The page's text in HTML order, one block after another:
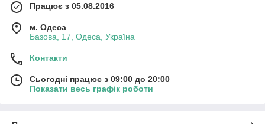
Працює з 05.08.2016
м. Одеса
Базова, 17, Одеса, Україна
Контакти
Сьогодні працює з 09:00 до 20:00
Показати весь графік роботи